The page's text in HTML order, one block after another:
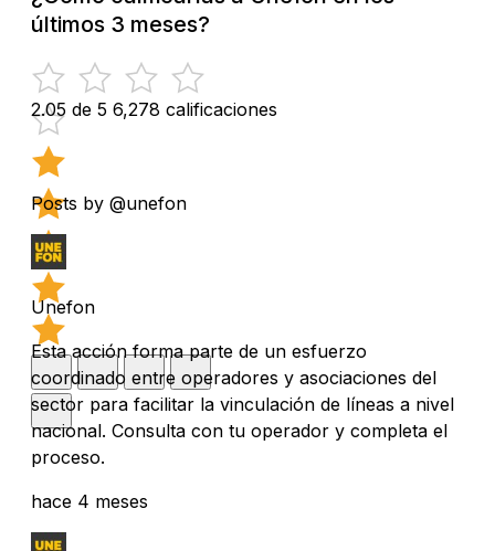
últimos 3 meses?
2.05 de 5 6,278 calificaciones
Posts by @unefon
Unefon
Esta acción forma parte de un esfuerzo
coordinado entre operadores y asociaciones del
sector para facilitar la vinculación de líneas a nivel
nacional. Consulta con tu operador y completa el
proceso.
hace 4 meses